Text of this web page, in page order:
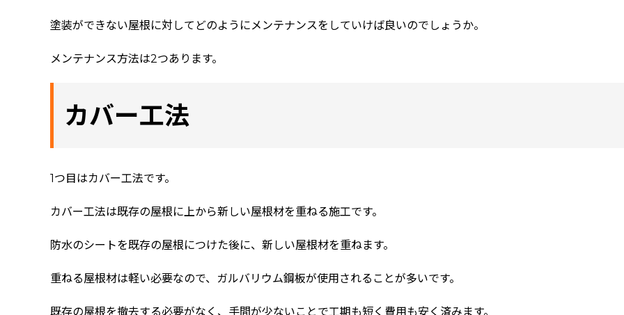
塗装ができない屋根に対してどのようにメンテナンスをしていけば良いのでしょうか。
メンテナンス方法は2つあります。
カバー工法
1つ目はカバー工法です。
カバー工法は既存の屋根に上から新しい屋根材を重ねる施工です。
防水のシートを既存の屋根につけた後に、新しい屋根材を重ねます。
重ねる屋根材は軽い必要なので、ガルバリウム鋼板が使用されることが多いです。
既存の屋根を撤去する必要がなく、手間が少ないことで工期も短く費用も安く済みます。